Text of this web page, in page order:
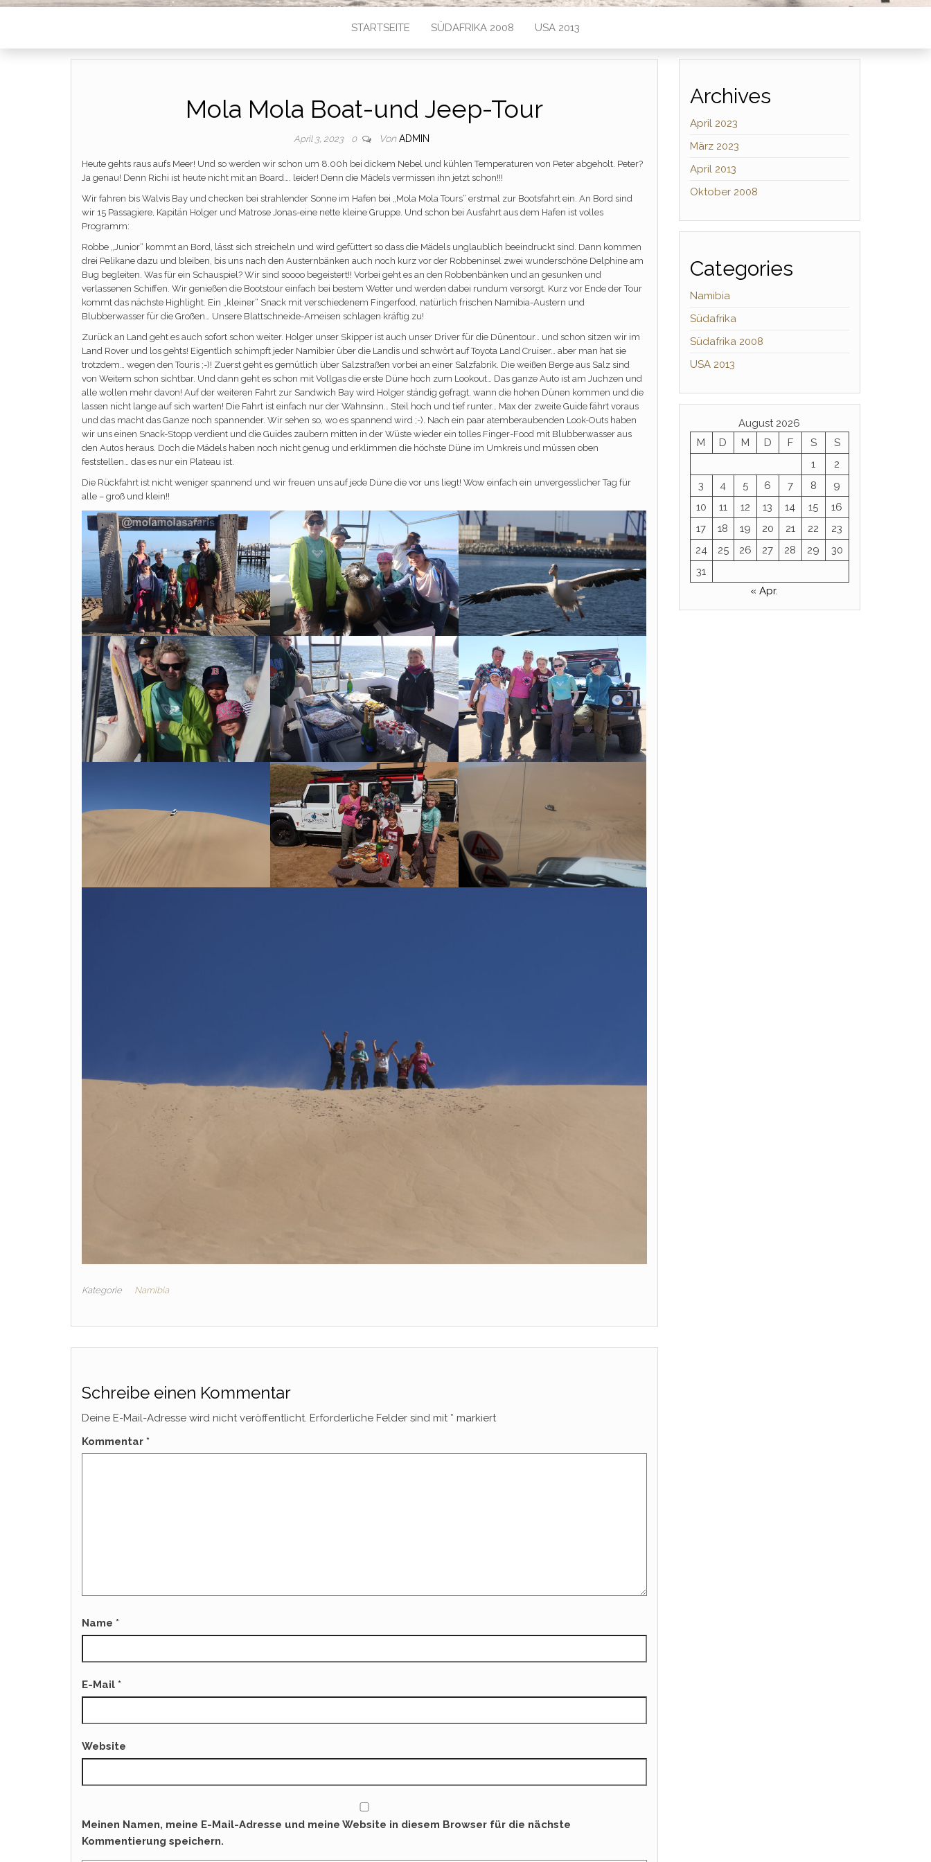
STARTSEITE SÜDAFRIKA 2008 USA 2013
Mola Mola Boat-und Jeep-Tour
April 3, 2023 0 Von ADMIN
Heute gehts raus aufs Meer! Und so werden wir schon um 8.00h bei dickem Nebel und kühlen Temperaturen von Peter abgeholt. Peter?
Ja genau! Denn Richi ist heute nicht mit an Board…. leider! Denn die Mädels vermissen ihn jetzt schon!!!
Wir fahren bis Walvis Bay und checken bei strahlender Sonne im Hafen bei „Mola Mola Tours“ erstmal zur Bootsfahrt ein. An Bord sind
wir 15 Passagiere, Kapitän Holger und Matrose Jonas-eine nette kleine Gruppe. Und schon bei Ausfahrt aus dem Hafen ist volles
Programm:
Robbe „Junior“ kommt an Bord, lässt sich streicheln und wird gefüttert so dass die Mädels unglaublich beeindruckt sind. Dann kommen
drei Pelikane dazu und bleiben, bis uns nach den Austernbänken auch noch kurz vor der Robbeninsel zwei wunderschöne Delphine am
Bug begleiten. Was für ein Schauspiel? Wir sind soooo begeistert!! Vorbei geht es an den Robbenbänken und an gesunken und
verlassenen Schiffen. Wir genießen die Bootstour einfach bei bestem Wetter und werden dabei rundum versorgt. Kurz vor Ende der Tour
kommt das nächste Highlight. Ein „kleiner“ Snack mit verschiedenem Fingerfood, natürlich frischen Namibia-Austern und
Blubberwasser für die Großen… Unsere Blattschneide-Ameisen schlagen kräftig zu!
Zurück an Land geht es auch sofort schon weiter. Holger unser Skipper ist auch unser Driver für die Dünentour… und schon sitzen wir im
Land Rover und los gehts! Eigentlich schimpft jeder Namibier über die Landis und schwört auf Toyota Land Cruiser… aber man hat sie
trotzdem… wegen den Touris ;-)! Zuerst geht es gemütlich über Salzstraßen vorbei an einer Salzfabrik. Die weißen Berge aus Salz sind
von Weitem schon sichtbar. Und dann geht es schon mit Vollgas die erste Düne hoch zum Lookout… Das ganze Auto ist am Juchzen und
alle wollen mehr davon! Auf der weiteren Fahrt zur Sandwich Bay wird Holger ständig gefragt, wann die hohen Dünen kommen und die
lassen nicht lange auf sich warten! Die Fahrt ist einfach nur der Wahnsinn… Steil hoch und tief runter… Max der zweite Guide fährt voraus
und das macht das Ganze noch spannender. Wir sehen so, wo es spannend wird ;-). Nach ein paar atemberaubenden Look-Outs haben
wir uns einen Snack-Stopp verdient und die Guides zaubern mitten in der Wüste wieder ein tolles Finger-Food mit Blubberwasser aus
den Autos heraus. Doch die Mädels haben noch nicht genug und erklimmen die höchste Düne im Umkreis und müssen oben
feststellen… das es nur ein Plateau ist.
Die Rückfahrt ist nicht weniger spannend und wir freuen uns auf jede Düne die vor uns liegt! Wow einfach ein unvergesslicher Tag für
alle – groß und klein!!
Kategorie Namibia
Schreibe einen Kommentar
Deine E-Mail-Adresse wird nicht veröffentlicht. Erforderliche Felder sind mit * markiert
Kommentar *
Name *
E-Mail *
Website
Meinen Namen, meine E-Mail-Adresse und meine Website in diesem Browser für die nächste
Kommentierung speichern.
Archives
April 2023
März 2023
April 2013
Oktober 2008
Categories
Namibia
Südafrika
Südafrika 2008
USA 2013
August 2026
M
D M D F S
S
1
2
3
4 5 6 7 8
9
10
11 12 13 14 15
16
17
18 19 20 21 22
23
24
25 26 27 28 29
30
31
« Apr.